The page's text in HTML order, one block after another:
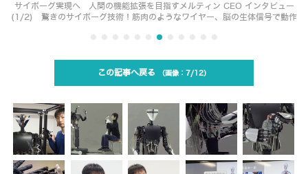
サイボーグ実現へ 人間の機能拡張を目指すメルティン CEO インタビュー
(1/2) 驚きのサイボーグ技術！筋肉のようなワイヤー、脳の生体信号で動作
この記事へ戻る 7/12